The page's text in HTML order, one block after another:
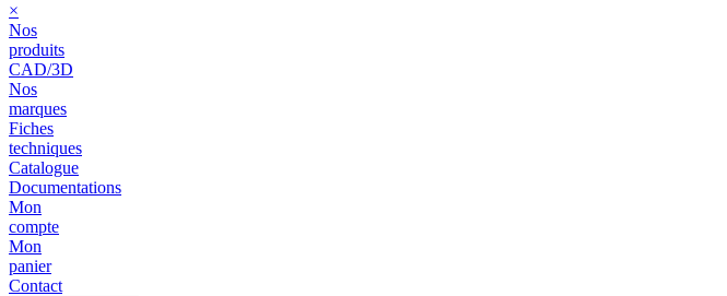
×
Nos
produits
CAD/3D
Nos
marques
Fiches
techniques
Catalogue
Documentations
Mon
compte
Mon
panier
Contact